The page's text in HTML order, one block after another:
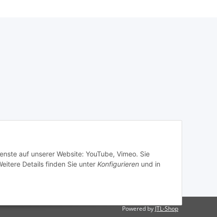
auf unserer Website: YouTube, Vimeo. Sie
Details finden Sie unter Konfigurieren und in
Powered by JTL-Shop